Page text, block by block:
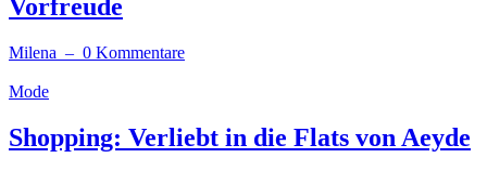
Vorfreude
Milena – 0 Kommentare
Mode
Shopping: Verliebt in die Flats von Aeyde